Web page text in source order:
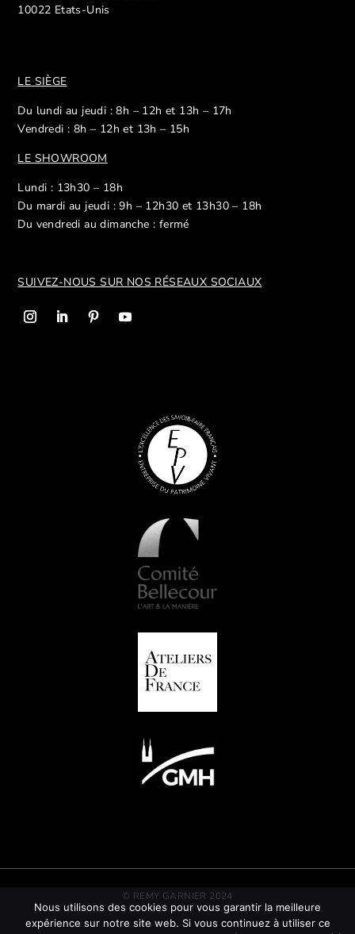
10022 Etats-Unis
LE SIÈGE
Du lundi au jeudi : 8h – 12h et 13h – 17h
Vendredi : 8h – 12h et 13h – 15h
LE SHOWROOM
Lundi : 13h30 – 18h
Du mardi au jeudi : 9h – 12h30 et 13h30 – 18h
Du vendredi au dimanche : fermé
SUIVEZ-NOUS SUR NOS RÉSEAUX SOCIAUX
© REMY GARNIER 2024
Nous utilisons des cookies pour vous garantir la meilleure
expérience sur notre site web. Si vous continuez à utiliser ce